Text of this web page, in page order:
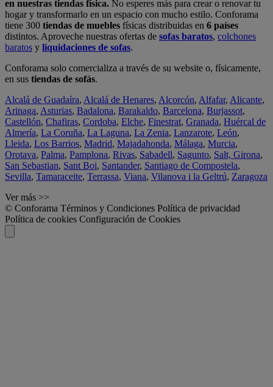
en nuestras tiendas física. No esperes más para crear o renovar tu
hogar y transformarlo en un espacio con mucho estilo. Conforama
tiene 300 tiendas de muebles físicas distribuidas en 6 países
distintos. Aproveche nuestras ofertas de sofas baratos, colchones
baratos y liquidaciones de sofas.
Conforama solo comercializa a través de su website o, físicamente,
en sus tiendas de sofás.
Alcalá de Guadaíra, Alcalá de Henares, Alcorcón, Alfafar, Alicante,
Arinaga, Asturias, Badalona, Barakaldo, Barcelona, Burjassot,
Castellón, Chafiras, Cordoba, Elche, Finestrat, Granada, Huércal de
Almería, La Coruña, La Laguna, La Zenia, Lanzarote, León,
Lleida, Los Barrios, Madrid, Majadahonda, Málaga, Murcia,
Orotava, Palma, Pamplona, Rivas, Sabadell, Sagunto, Salt, Girona,
San Sebastian, Sant Boi, Santander, Santiago de Compostela,
Sevilla, Tamaraceite, Terrassa, Viana, Vilanova i la Geltrú, Zaragoza
Ver más >>
© Conforama Términos y Condiciones Política de privacidad
Política de cookies Configuración de Cookies